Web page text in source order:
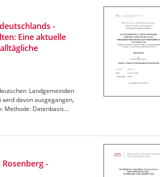
-
Eine aktuelle
Landgemeinden
davon ausgegangen,
Methode: Datenbasis…
-